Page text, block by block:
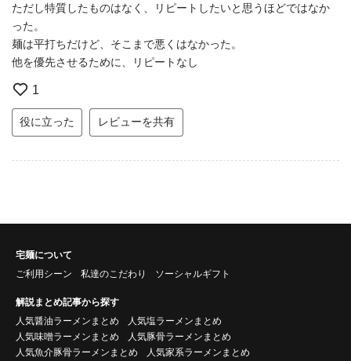
ただし特質したものはなく、リピートしたいと思うほどではなか
った。
麺は平打ちだけど、そこまで悪くはなかった。
他を優先させるために、リピートなし
1
役に立った レビューを共有
宅麺について
ご利用シーン
私達のこだわり ソーシャルギフト
解説まとめ記事から探す
人気醤油ラーメンまとめ
人気塩ラーメンまとめ
人気味噌ラーメンまとめ
人気豚骨ラーメンまとめ
人気魚介豚骨ラーメンまとめ
人気家系ラーメンまとめ